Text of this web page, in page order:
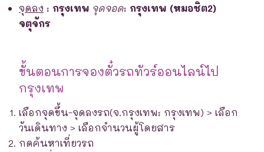
จุดลง : กรุงเทพ จุดจอด: กรุงเทพ (หมอชิต2)
จตุจักร
ขั้นตอนการจองตั๋วรถทัวร์ออนไลน์ไป
กรุงเทพ
เลือกจุดขึ้น-จุดลงรถ(จ.กรุงเทพ: กรุงเทพ) > เลือก
วันเดินทาง > เลือกจำนวนผู้โดยสาร
กดค้นหาเที่ยวรถ